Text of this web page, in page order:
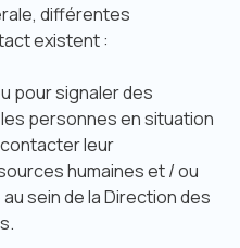
différentes
existent :
pour signaler des
personnes en situation
leur
humaines et / ou
sein de la Direction des